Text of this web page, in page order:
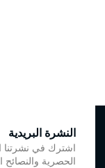
النشرة البريدية
اشترك في نشرتنا
الحصرية والنصائح